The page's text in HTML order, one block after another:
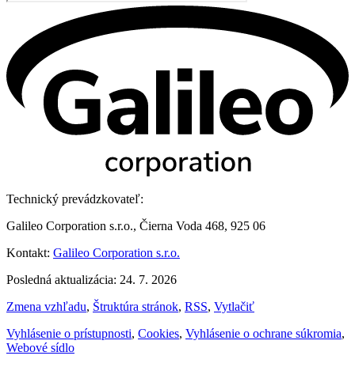
Technický prevádzkovateľ:
Galileo Corporation s.r.o., Čierna Voda 468, 925 06
Kontakt: Galileo Corporation s.r.o.
Posledná aktualizácia: 24. 7. 2026
Zmena vzhľadu, Štruktúra stránok, RSS, Vytlačiť
Vyhlásenie o prístupnosti, Cookies, Vyhlásenie o ochrane súkromia,
Webové sídlo